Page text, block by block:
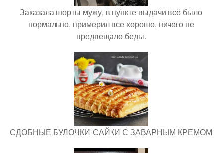
Заказала шорты мужу, в пункте выдачи всё было
нормально, примерил все хорошо, ничего не
предвещало беды.
СДОБНЫЕ БУЛОЧКИ-САЙКИ С ЗАВАРНЫМ КРЕМОМ